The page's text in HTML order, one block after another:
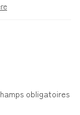
obligatoires